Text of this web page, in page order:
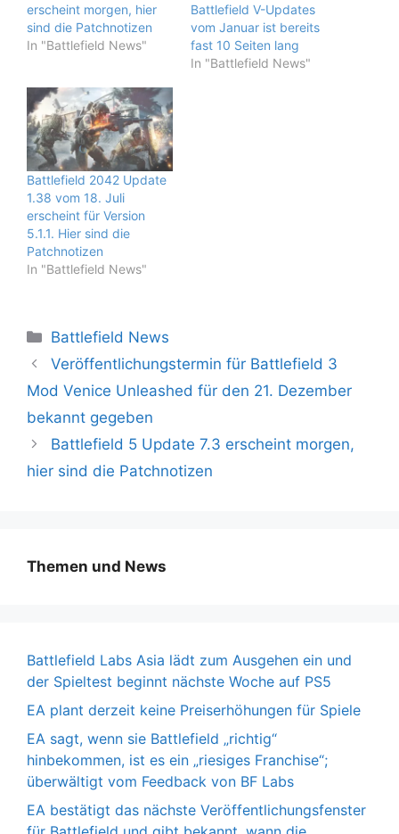
erscheint morgen, hier
sind die Patchnotizen
In "Battlefield News"
Battlefield V-Updates
vom Januar ist bereits
fast 10 Seiten lang
In "Battlefield News"
Battlefield 2042 Update
1.38 vom 18. Juli
erscheint für Version
5.1.1. Hier sind die
Patchnotizen
In "Battlefield News"
Kategorien
Battlefield News
Veröffentlichungstermin für Battlefield 3
Mod Venice Unleashed für den 21. Dezember
bekannt gegeben
Battlefield 5 Update 7.3 erscheint morgen,
hier sind die Patchnotizen
Themen und News
Battlefield Labs Asia lädt zum Ausgehen ein und
der Spieltest beginnt nächste Woche auf PS5
EA plant derzeit keine Preiserhöhungen für Spiele
EA sagt, wenn sie Battlefield „richtig“
hinbekommen, ist es ein „riesiges Franchise“;
überwältigt vom Feedback von BF Labs
EA bestätigt das nächste Veröffentlichungsfenster